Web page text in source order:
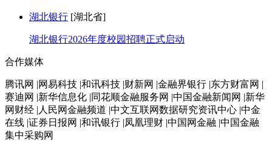
湖北银行 [湖北省]
湖北银行2026年度校园招聘正式启动
合作媒体
腾讯网 |网易科技 |和讯科技 |财新网 |金融界银行 |东方财富网 |
赛迪网 |新华信息化 |同花顺金融服务网 |中国金融新闻网 |新华
网财经 |人民网金融频道 |中文互联网数据研究资讯中心 |中金
在线 |证券日报网 |和讯银行 |凤凰理财 |中国网金融 |中国金融
集中采购网